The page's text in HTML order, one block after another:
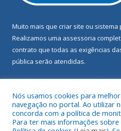
Muito mais que criar site ou sistema
Realizamos uma assessoria
contrato que todas as exigências
pública serão atendidas.
Nós usamos cookies para
navegação no portal. Ao utilizar
concorda com a política de
Para ter mais informações